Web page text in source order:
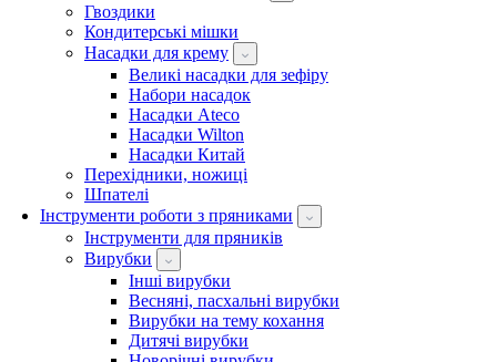
Гвоздики
Кондитерські мішки
Насадки для крему
Великі насадки для зефіру
Набори насадок
Насадки Ateco
Насадки Wilton
Насадки Китай
Перехідники, ножиці
Шпателі
Інструменти роботи з пряниками
Інструменти для пряників
Вирубки
Інші вирубки
Весняні, пасхальні вирубки
Вирубки на тему кохання
Дитячі вирубки